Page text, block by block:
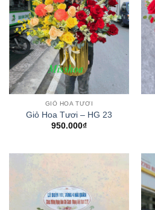
GIỎ HOA TƯƠI
Giỏ Hoa Tươi – HG 23
950.000₫